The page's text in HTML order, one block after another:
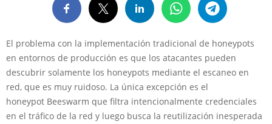
El problema con la implementación tradicional de honeypots
en entornos de producción es que los atacantes pueden
descubrir solamente los honeypots mediante el escaneo en
red, que es muy ruidoso. La única excepción es el
honeypot Beeswarm que filtra intencionalmente credenciales
en el tráfico de la red y luego busca la reutilización inesperada